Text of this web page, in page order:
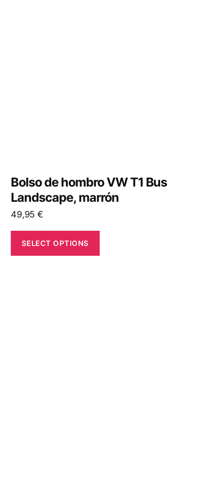
Bolso de hombro VW T1 Bus
Landscape, marrón
49,95 €
SELECT OPTIONS